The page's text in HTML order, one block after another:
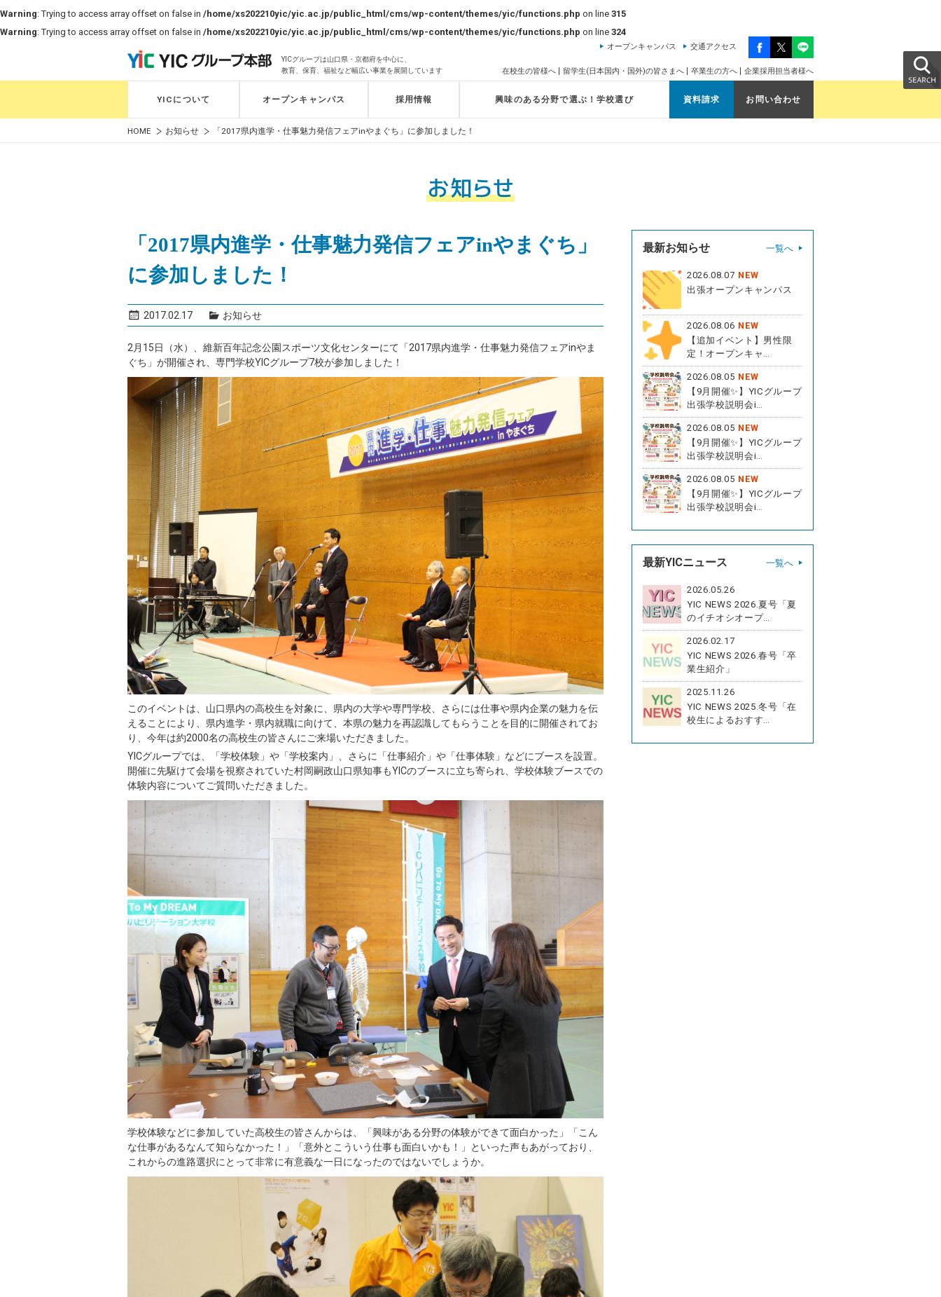
Warning: Trying to access array offset on false in /home/xs202210yic/yic.ac.jp/public_html/cms/wp-content/themes/yic/functions.php on line 315
Warning: Trying to access array offset on false in /home/xs202210yic/yic.ac.jp/public_html/cms/wp-content/themes/yic/functions.php on line 324
YICグループは山口県・京都府を中心に、
教育、保育、福祉など幅広い事業を展開しています
在校生の皆様へ 留学生(日本国内・国外)の皆さまへ 卒業生の方へ 企業採用担当者様へ
オープンキャンパス 交通アクセス
YICについて オープンキャンパス 採用情報 興味のある分野で選ぶ！学校選び 資料請求 お問い合わせ
HOME お知らせ 「2017県内進学・仕事魅力発信フェアinやまぐち」に参加しました！
「2017県内進学・仕事魅力発信フェアinやまぐち」
に参加しました！
2017.02.17 お知らせ
2月15日（水）、維新百年記念公園スポーツ文化センターにて「2017県内進学・仕事魅力発信フェアinやま
ぐち」が開催され、専門学校YICグループ7校が参加しました！
このイベントは、山口県内の高校生を対象に、県内の大学や専門学校、さらには仕事や県内企業の魅力を伝
えることにより、県内進学・県内就職に向けて、本県の魅力を再認識してもらうことを目的に開催されてお
り、今年は約2000名の高校生の皆さんにご来場いただきました。
YICグループでは、「学校体験」や「学校案内」、さらに「仕事紹介」や「仕事体験」などにブースを設置。
開催に先駆けて会場を視察されていた村岡嗣政山口県知事もYICのブースに立ち寄られ、学校体験ブースでの
体験内容についてご質問いただきました。
学校体験などに参加していた高校生の皆さんからは、「興味がある分野の体験ができて面白かった」「こん
な仕事があるなんて知らなかった！」「意外とこういう仕事も面白いかも！」といった声もあがっており、
これからの進路選択にとって非常に有意義な一日になったのではないでしょうか。
最新お知らせ 一覧へ
2026.08.07 NEW
出張オープンキャンパス
2026.08.06 NEW
【追加イベント】男性限
定！オープンキャ…
2026.08.05 NEW
【9月開催✨】YICグループ
出張学校説明会i…
2026.08.05 NEW
【9月開催✨】YICグループ
出張学校説明会i…
2026.08.05 NEW
【9月開催✨】YICグループ
出張学校説明会i…
最新YICニュース 一覧へ
2026.05.26
YIC NEWS 2026.夏号「夏
のイチオシオープ…
2026.02.17
YIC NEWS 2026.春号「卒
業生紹介」
2025.11.26
YIC NEWS 2025.冬号「在
校生によるおすす…